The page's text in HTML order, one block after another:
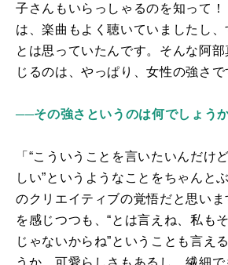
子さんもいらっしゃるのを知って
は、楽曲もよく聴いていましたし
とは思っていたんです。そんな阿
じるのは、やっぱり、女性の強さで
──その強さというのは何でしょう
「“こういうことを言いたいんだけ
しい”というようなことをちゃんと
のクリエイティブの覚悟だと思いま
を感じつつも、“とは言えね、私も
じゃないからね”ということも言え
うか、可愛らしさもあるし、繊細